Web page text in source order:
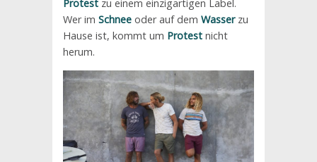
Protest zu einem einzigartigen Label.
Wer im Schnee oder auf dem Wasser zu
Hause ist, kommt um Protest nicht
herum.